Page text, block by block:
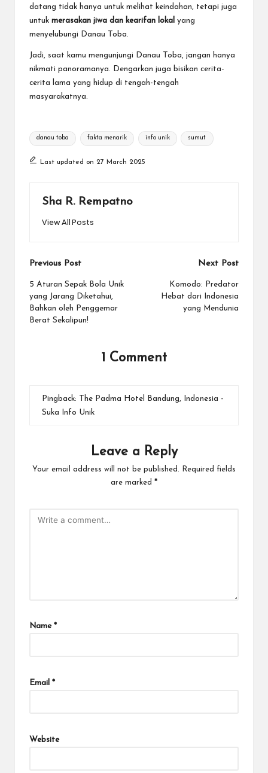
datang tidak hanya untuk melihat keindahan, tetapi juga
untuk merasakan jiwa dan kearifan lokal yang
menyelubungi Danau Toba.
Jadi, saat kamu mengunjungi Danau Toba, jangan hanya
nikmati panoramanya. Dengarkan juga bisikan cerita-
cerita lama yang hidup di tengah-tengah
masyarakatnya.
Tags:
danau toba fakta menarik info unik sumut
Last updated on 27 March 2025
Sha R. Rempatno
View All Posts
Post
navigation
Previous Post
5 Aturan Sepak Bola Unik
yang Jarang Diketahui,
Bahkan oleh Penggemar
Berat Sekalipun!
Next Post
Komodo: Predator
Hebat dari Indonesia
yang Mendunia
1 Comment
Pingback:
The Padma Hotel Bandung, Indonesia -
Suka Info Unik
Leave a Reply
Your email address will not be published.
Required fields
are marked *
Name *
Email *
Website